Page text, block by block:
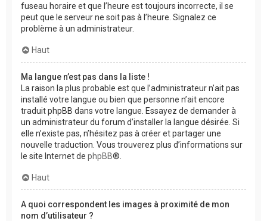
fuseau horaire et que l’heure est toujours incorrecte, il se
peut que le serveur ne soit pas à l’heure. Signalez ce
problème à un administrateur.
Haut
Ma langue n’est pas dans la liste !
La raison la plus probable est que l’administrateur n’ait pas
installé votre langue ou bien que personne n’ait encore
traduit phpBB dans votre langue. Essayez de demander à
un administrateur du forum d’installer la langue désirée. Si
elle n’existe pas, n’hésitez pas à créer et partager une
nouvelle traduction. Vous trouverez plus d’informations sur
le site Internet de phpBB®.
Haut
A quoi correspondent les images à proximité de mon
nom d’utilisateur ?